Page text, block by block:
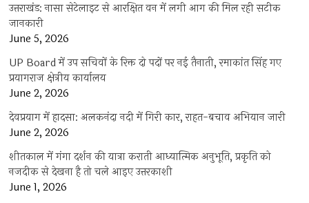
उत्तराखंड: नासा सेटेलाइट से आरक्षित वन में लगी आग की मिल रही सटीक
जानकारी
June 5, 2026
UP Board में उप सचिवों के रिक्त दो पदों पर नई तैनाती, रमाकांत सिंह गए
प्रयागराज क्षेत्रीय कार्यालय
June 2, 2026
देवप्रयाग में हादसा: अलकनंदा नदी में गिरी कार, राहत-बचाव अभियान जारी
June 2, 2026
शीतकाल में गंगा दर्शन की यात्रा कराती आध्यात्मिक अनुभूति, प्रकृति को
नजदीक से देखना है तो चले आइए उत्तरकाशी
June 1, 2026